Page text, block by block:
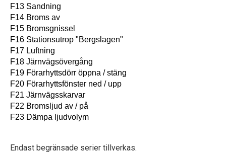
F13 Sandning
F14 Broms av
F15 Bromsgnissel
F16 Stationsutrop "Bergslagen"
F17 Luftning
F18 Järnvägsövergång
F19 Förarhyttsdörr öppna / stäng
F20 Förarhyttsfönster ned / upp
F21 Järnvägsskarvar
F22 Bromsljud av / på
F23 Dämpa ljudvolym
Endast begränsade serier tillverkas.